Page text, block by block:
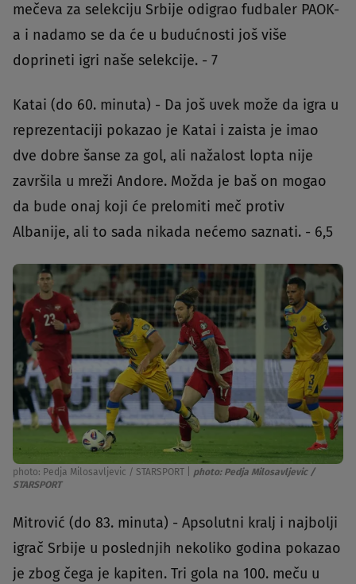
mečeva za selekciju Srbije odigrao fudbaler PAOK-
a i nadamo se da će u budućnosti još više
doprineti igri naše selekcije. - 7
Katai (do 60. minuta) - Da još uvek može da igra u
reprezentaciji pokazao je Katai i zaista je imao
dve dobre šanse za gol, ali nažalost lopta nije
završila u mreži Andore. Možda je baš on mogao
da bude onaj koji će prelomiti meč protiv
Albanije, ali to sada nikada nećemo saznati. - 6,5
photo: Pedja Milosavljevic / STARSPORT
photo: Pedja Milosavljevic /
STARSPORT
Mitrović (do 83. minuta) - Apsolutni kralj i najbolji
igrač Srbije u poslednjih nekoliko godina pokazao
je zbog čega je kapiten. Tri gola na 100. meču u